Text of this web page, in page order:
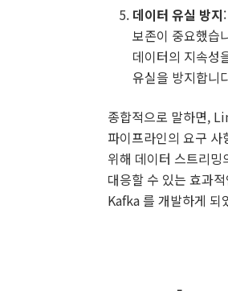
데이터 유실 방지
보존이 중요했습
데이터의 지속성
유실을 방지합니
종합적으로 말하면,
파이프라인의 요구 사
위해 데이터 스트리밍
대응할 수 있는 효과
Kafka 를 개발하게 되